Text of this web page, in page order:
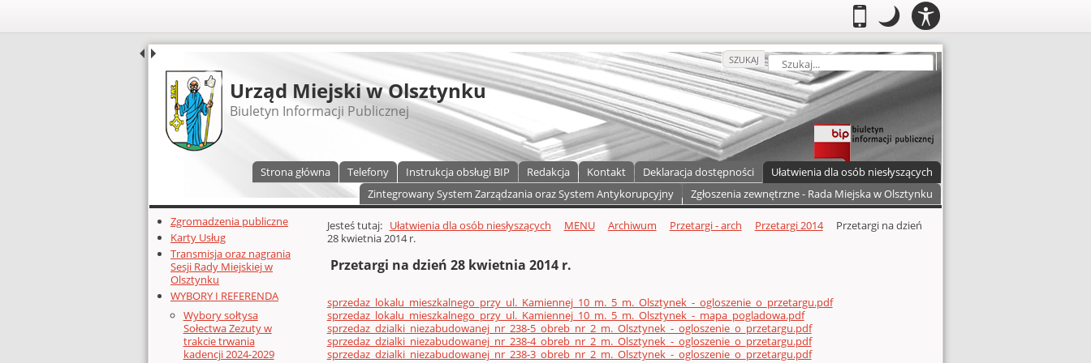
Mobilny
.Przełącz do wersji mobilnej
Tryb
nocny
Tryb nocny: Ten tryb ustawia
Szukaj
SZUKAJ
UDOSTĘPNIJ
Urząd Miejski w Olsztynku
Biuletyn Informacji Publicznej
Strona główna Telefony Instrukcja obsługi BIP Redakcja Kontakt Deklaracja dostępności
Ułatwienia dla osób niesłyszących
Zintegrowany System Zarządzania oraz System Antykorupcyjny
Zgłoszenia zewnętrzne - Rada Miejska w Olsztynku
Dodatkowe zasoby (lewa kolumna)
Zgromadzenia publiczne
Karty Usług
Transmisja oraz nagrania
Sesji Rady Miejskiej w
Olsztynku
WYBORY I REFERENDA
Wybory sołtysa
Sołectwa Zezuty w
trakcie trwania
kadencji 2024-2029
Głównej zawartości
Jesteś tutaj: Ułatwienia dla osób niesłyszących MENU Archiwum Przetargi - arch Przetargi 2014
Przetargi na dzień
28 kwietnia 2014 r.
Przetargi na dzień 28 kwietnia 2014 r.
sprzedaz_lokalu_mieszkalnego_przy_ul._Kamiennej_10_m._5_m._Olsztynek_-_ogloszenie_o_przetargu.pdf
sprzedaz_lokalu_mieszkalnego_przy_ul._Kamiennej_10_m._5_m._Olsztynek_-_mapa_pogladowa.pdf
sprzedaz_dzialki_niezabudowanej_nr_238-5_obreb_nr_2_m._Olsztynek_-_ogloszenie_o_przetargu.pdf
sprzedaz_dzialki_niezabudowanej_nr_238-4_obreb_nr_2_m._Olsztynek_-_ogloszenie_o_przetargu.pdf
sprzedaz_dzialki_niezabudowanej_nr_238-3_obreb_nr_2_m._Olsztynek_-_ogloszenie_o_przetargu.pdf